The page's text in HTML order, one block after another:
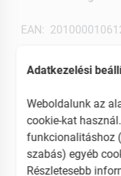
EAN:
Adatkezelési
Weboldalunk az
cookie-kat
funkcionalitáshoz
szabás) egyéb
Részletesebb